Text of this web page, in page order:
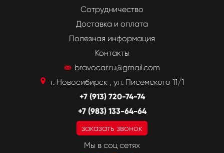
Сотрудничество
Доставка и оплата
Полезная информация
Контакты
bravocar.ru@gmail.com
г. Новосибирск , ул. Писемского 11/1
+7 (913) 720-74-74
+7 (983) 133-64-64
заказать звонок
Мы в соц сетях